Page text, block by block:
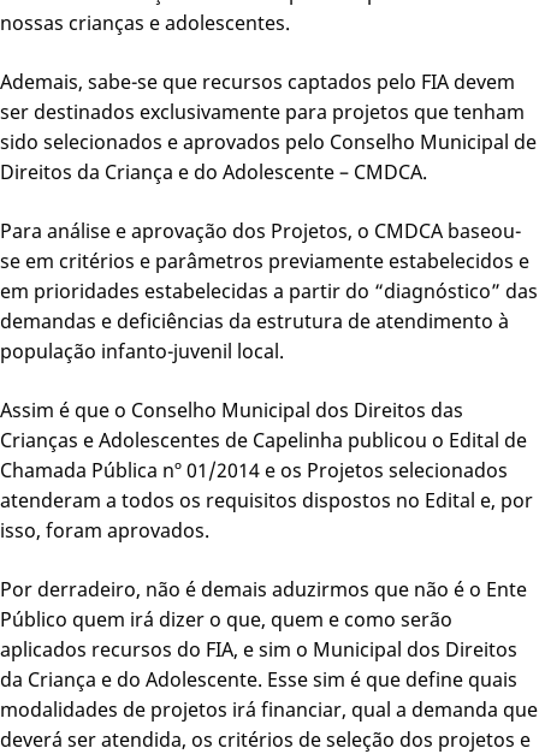
nossas crianças e adolescentes.
Ademais, sabe-se que recursos captados pelo FIA devem
ser destinados exclusivamente para projetos que tenham
sido selecionados e aprovados pelo Conselho Municipal de
Direitos da Criança e do Adolescente – CMDCA.
Para análise e aprovação dos Projetos, o CMDCA baseou-
se em critérios e parâmetros previamente estabelecidos e
em prioridades estabelecidas a partir do “diagnóstico” das
demandas e deficiências da estrutura de atendimento à
população infanto-juvenil local.
Assim é que o Conselho Municipal dos Direitos das
Crianças e Adolescentes de Capelinha publicou o Edital de
Chamada Pública nº 01/2014 e os Projetos selecionados
atenderam a todos os requisitos dispostos no Edital e, por
isso, foram aprovados.
Por derradeiro, não é demais aduzirmos que não é o Ente
Público quem irá dizer o que, quem e como serão
aplicados recursos do FIA, e sim o Municipal dos Direitos
da Criança e do Adolescente. Esse sim é que define quais
modalidades de projetos irá financiar, qual a demanda que
deverá ser atendida, os critérios de seleção dos projetos e